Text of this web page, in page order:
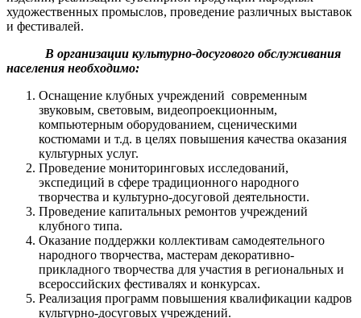
художественных промыслов, проведение различных выставок
и фестивалей.
В организации культурно-досугового обслуживания
населения необходимо:
Оснащение клубных учреждений современным
звуковым, световым, видеопроекционным,
компьютерным оборудованием, сценическими
костюмами и т.д. в целях повышения качества оказания
культурных услуг.
Проведение мониторинговых исследований,
экспедиций в сфере традиционного народного
творчества и культурно-досуговой деятельности.
Проведение капитальных ремонтов учреждений
клубного типа.
Оказание поддержки коллективам самодеятельного
народного творчества, мастерам декоративно-
прикладного творчества для участия в региональных и
всероссийских фестивалях и конкурсах.
Реализация программ повышения квалификации кадров
культурно-досуговых учреждений.